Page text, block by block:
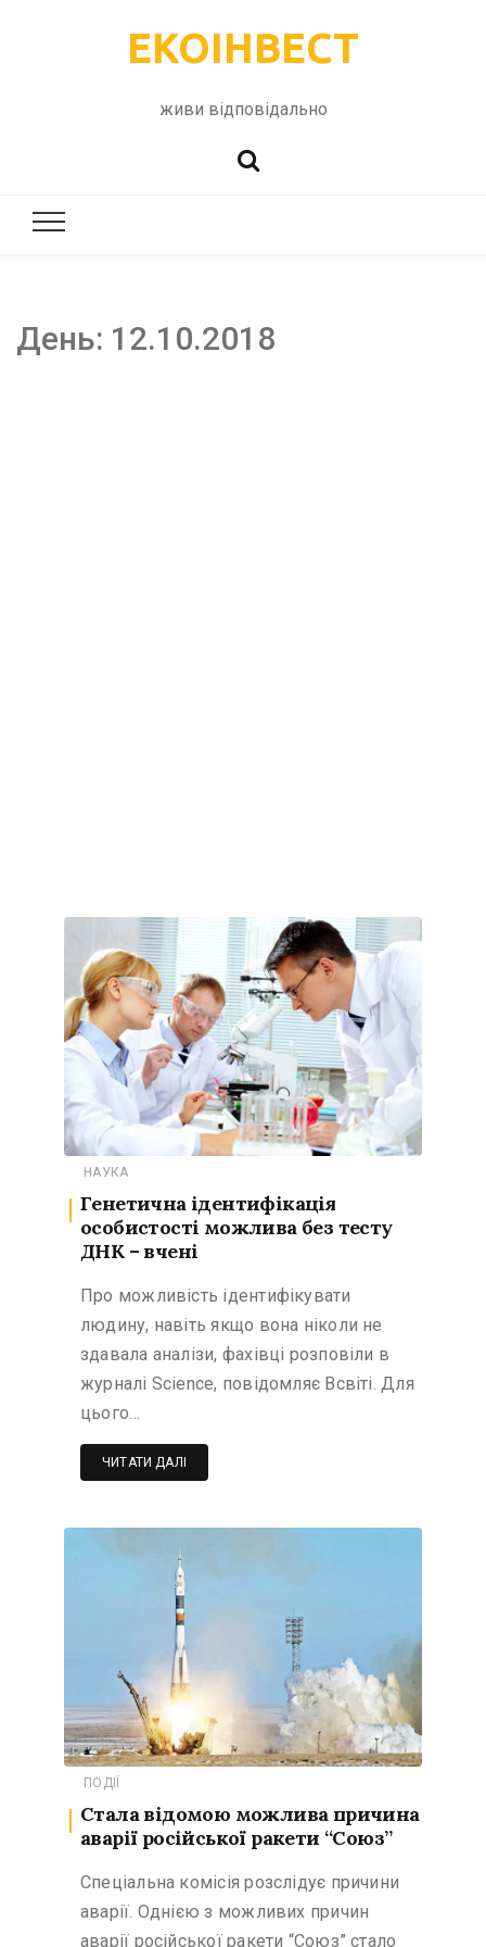
ЕКОІНВЕСТ
живи відповідально
День: 12.10.2018
НАУКА
Генетична ідентифікація
особистості можлива без тесту
ДНК – вчені
Про можливість ідентифікувати
людину, навіть якщо вона ніколи не
здавала аналізи, фахівці розповіли в
журналі Science, повідомляє Всвіті. Для
цього…
ЧИТАТИ ДАЛІ
ПОДІЇ
Стала відомою можлива причина
аварії російської ракети “Союз”
Спеціальна комісія розслідує причини
аварії. Однією з можливих причин
аварії російської ракети “Союз” стало